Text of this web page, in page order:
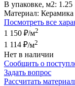
В упаковке, м2: 1.25
Материал: Керамика
Посмотреть все
1 150 ₽/м2
1 114 ₽/м2
Нет в наличии
Сообщить о
Задать вопрос
Рассчитать